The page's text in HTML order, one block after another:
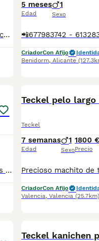
Hola somos un criadero. Los cachorritos se entregan con dos vacunas, desparasitados, cartilla veterinaria acompañada con un informe donde consta la salud del cachorro,chip,pasaporte y cartilla de cachorro y . 1 meses de garantías de víricas y 6 meses de hereditarias por escrito y un kit de cachorro de royal canin el que contiene 1 kg de el pienso específico de la raza . Somos un criadero .muchas gracias por su interés,el precio es de entre 1000 euros dependiendo de la camada , esperamos cubrir sus expectativas Para más información llámame al tlf 620771178 pregunta por Ferchu o Miguel desde ya muchas gracias
5 meses
Edad
1
Sexo
CriadorCon Afijo
Benidorm, Alicante
Preciosa camada de teckel chocolate, listos para entregar en dos semanas. Entrega con toda su documentación. Posibilidad recoger personalmente y elegir cachorros entre los disponibles. Cuatro machitos y cuatro hembritas chocolate todos exactamente iguales Caracteres diferentes. Se ven los padres en nuestras instalaciones o enviamos por transporte especializado en transporte de mascotas. Estamos en la comunidad valenciana en rojales Angélica dogs
Teckel pelo
Teckel
7 semanas
Edad
1
Sexo
1800 €
Precio
CriadorCon Afijo
Valencia, Valencia (25.7km)
Teckel kanichen